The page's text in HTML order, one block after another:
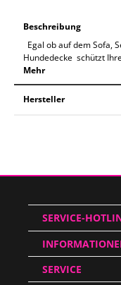
Beschreibung
Egal ob auf dem Sofa,
Hundedecke schützt
Mehr
Hersteller
SERVICE-
SERVICE